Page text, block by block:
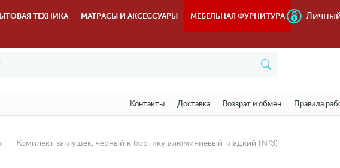
ТЕХНИКА МАТРАСЫ И АКСЕССУАРЫ МЕБЕЛЬНАЯ ФУРНИТУРА
Контакты Доставка Возврат и обмен Правила
Комплект заглушек, черный к бортику алюминиевый гладкий (№3)